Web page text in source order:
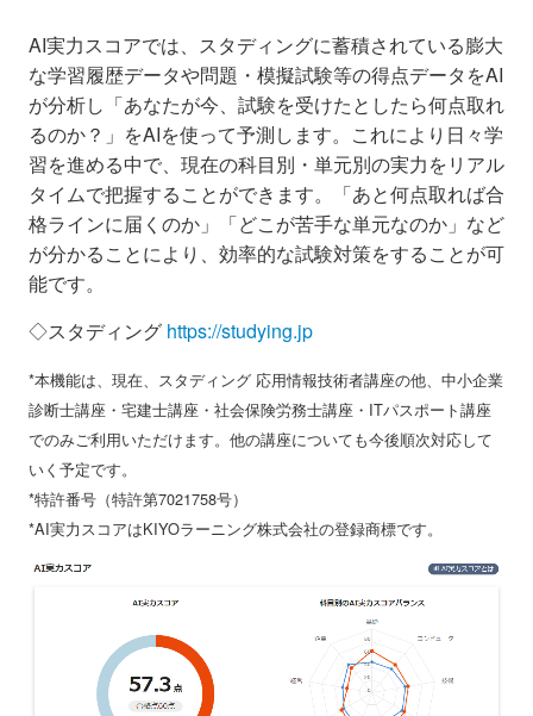
AI実力スコアでは、スタディングに蓄積されている膨大
な学習履歴データや問題・模擬試験等の得点データをAI
が分析し「あなたが今、試験を受けたとしたら何点取れ
るのか？」をAIを使って予測します。これにより日々学
習を進める中で、現在の科目別・単元別の実力をリアル
タイムで把握することができます。「あと何点取れば合
格ラインに届くのか」「どこが苦手な単元なのか」など
が分かることにより、効率的な試験対策をすることが可
能です。
◇スタディング https://studying.jp
*本機能は、現在、スタディング 応用情報技術者講座の他、中小企業
診断士講座・宅建士講座・社会保険労務士講座・ITパスポート講座
でのみご利用いただけます。他の講座についても今後順次対応して
いく予定です。
*特許番号（特許第7021758号）
*AI実力スコアはKIYOラーニング株式会社の登録商標です。